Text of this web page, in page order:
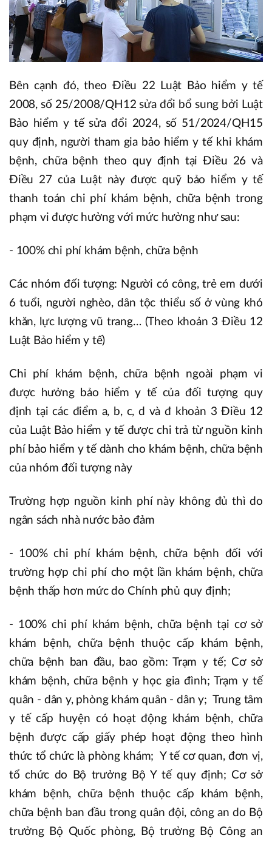
Bên cạnh đó, theo Điều 22 Luật Bảo hiểm y tế
2008, số 25/2008/QH12 sửa đổi bổ sung bởi Luật
Bảo hiểm y tế sửa đổi 2024, số 51/2024/QH15
quy định, người tham gia bảo hiểm y tế khi khám
bệnh, chữa bệnh theo quy định tại Điều 26 và
Điều 27 của Luật này được quỹ bảo hiểm y tế
thanh toán chi phí khám bệnh, chữa bệnh trong
phạm vi được hưởng với mức hưởng như sau:
- 100% chi phí khám bệnh, chữa bệnh
Các nhóm đối tượng: Người có công, trẻ em dưới
6 tuổi, người nghèo, dân tộc thiểu số ở vùng khó
khăn, lực lượng vũ trang… (Theo khoản 3 Điều 12
Luật Bảo hiểm y tế)
Chi phí khám bệnh, chữa bệnh ngoài phạm vi
được hưởng bảo hiểm y tế của đối tượng quy
định tại các điểm a, b, c, d và đ khoản 3 Điều 12
của Luật Bảo hiểm y tế được chi trả từ nguồn kinh
phí bảo hiểm y tế dành cho khám bệnh, chữa bệnh
của nhóm đối tượng này
Trường hợp nguồn kinh phí này không đủ thì do
ngân sách nhà nước bảo đảm
- 100% chi phí khám bệnh, chữa bệnh đối với
trường hợp chi phí cho một lần khám bệnh, chữa
bệnh thấp hơn mức do Chính phủ quy định;
- 100% chi phí khám bệnh, chữa bệnh tại cơ sở
khám bệnh, chữa bệnh thuộc cấp khám bệnh,
chữa bệnh ban đầu, bao gồm: Trạm y tế; Cơ sở
khám bệnh, chữa bệnh y học gia đình; Trạm y tế
quân - dân y, phòng khám quân - dân y; Trung tâm
y tế cấp huyện có hoạt động khám bệnh, chữa
bệnh được cấp giấy phép hoạt động theo hình
thức tổ chức là phòng khám; Y tế cơ quan, đơn vị,
tổ chức do Bộ trưởng Bộ Y tế quy định; Cơ sở
khám bệnh, chữa bệnh thuộc cấp khám bệnh,
chữa bệnh ban đầu trong quân đội, công an do Bộ
trưởng Bộ Quốc phòng, Bộ trưởng Bộ Công an